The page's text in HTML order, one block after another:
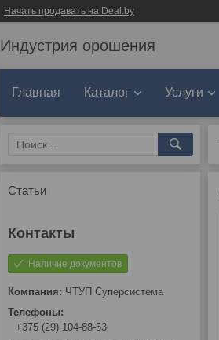
Начать продавать на Deal.by
Индустрия орошения
Главная Каталог Услуги
Статьи
Наличие документов
ЧТУП Суперсистема
+375 (29) 104-88-53